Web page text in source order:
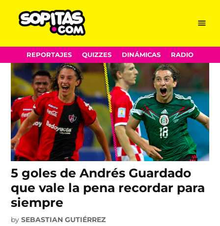
content
Menu
REPORTAJES QUIZZES DINÁMICAS RADIO
Deportivo La Coruña
5 goles de Andrés Guardado
que vale la pena recordar para
siempre
by SEBASTIAN GUTIÉRREZ